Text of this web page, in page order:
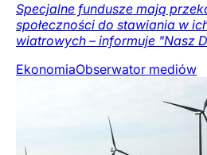
Specjalne fundusze mają
społeczności do stawiania w
wiatrowych – informuje "Nasz
EkonomiaObserwator mediów